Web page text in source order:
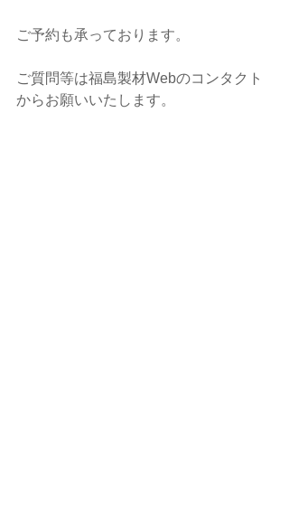
ご予約も承っております。
ご質問等は福島製材Webのコンタクト
からお願いいたします。